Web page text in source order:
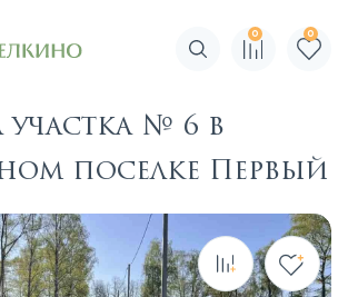
Поиск по сайту
0 0
№ 6 в
поселке Первый